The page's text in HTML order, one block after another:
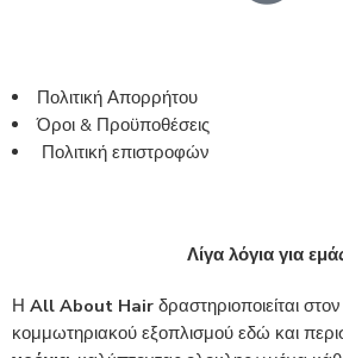
Πολιτική Απορρήτου
Όροι & Προϋποθέσεις
Πολιτική επιστροφών
Λίγα λόγια για
Η All About Hair δραστηριοποιείται
κομμωτηριακού εξοπλισμού εδώ και